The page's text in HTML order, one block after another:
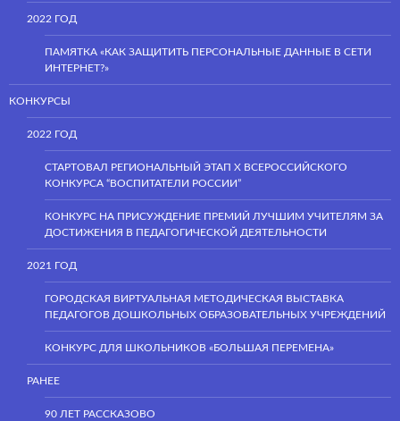
2022 ГОД
ПАМЯТКА «КАК ЗАЩИТИТЬ ПЕРСОНАЛЬНЫЕ ДАННЫЕ В СЕТИ
ИНТЕРНЕТ?»
КОНКУРСЫ
2022 ГОД
СТАРТОВАЛ РЕГИОНАЛЬНЫЙ ЭТАП Х ВСЕРОССИЙСКОГО
КОНКУРСА “ВОСПИТАТЕЛИ РОССИИ”
КОНКУРС НА ПРИСУЖДЕНИЕ ПРЕМИЙ ЛУЧШИМ УЧИТЕЛЯМ ЗА
ДОСТИЖЕНИЯ В ПЕДАГОГИЧЕСКОЙ ДЕЯТЕЛЬНОСТИ
2021 ГОД
ГОРОДСКАЯ ВИРТУАЛЬНАЯ МЕТОДИЧЕСКАЯ ВЫСТАВКА
ПЕДАГОГОВ ДОШКОЛЬНЫХ ОБРАЗОВАТЕЛЬНЫХ УЧРЕЖДЕНИЙ
КОНКУРС ДЛЯ ШКОЛЬНИКОВ «БОЛЬШАЯ ПЕРЕМЕНА»
РАНЕЕ
90 ЛЕТ РАССКАЗОВО